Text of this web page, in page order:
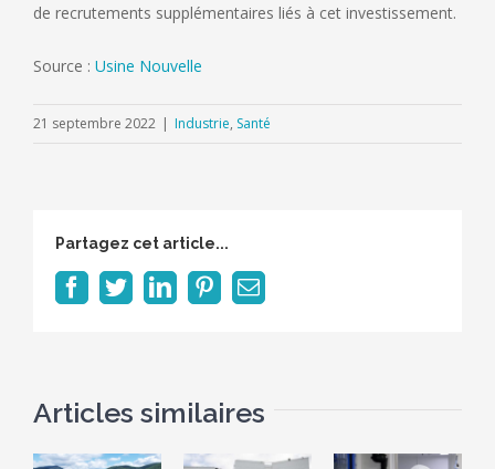
de recrutements supplémentaires liés à cet investissement.
Source : Usine Nouvelle
21 septembre 2022 | Industrie, Santé
Partagez cet article...
Facebook
TwitterLinkedInPinterest
Email
Articles similaires